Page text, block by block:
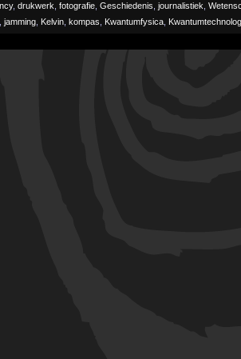
, drukwerk fotografie Geschiedenis journalistiek
jamming Kelvin kompas Kwantumfysica